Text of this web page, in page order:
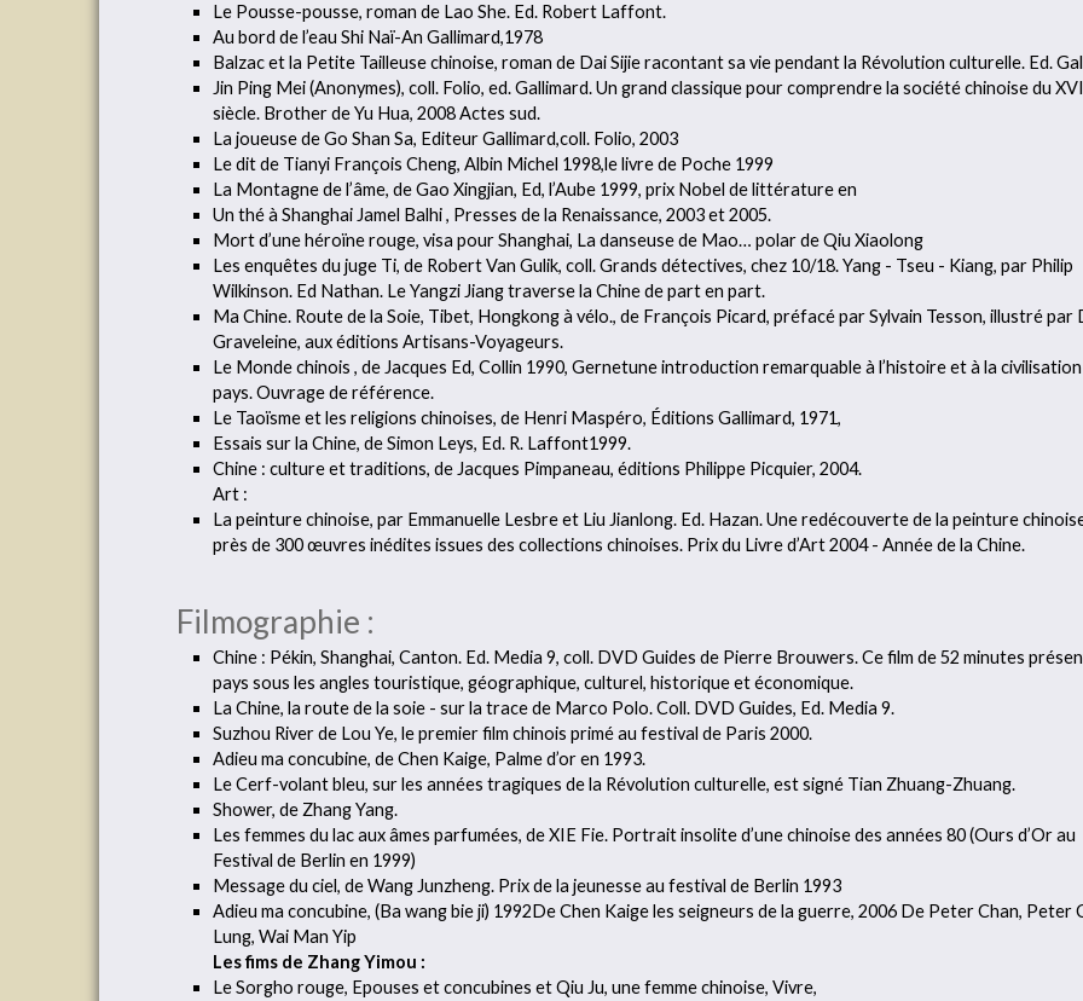
Le Pousse-pousse, roman de Lao She. Ed. Robert Laffont.
Au bord de l’eau Shi Naï-An Gallimard,1978
Balzac et la Petite Tailleuse chinoise, roman de Dai Sijie racontant sa vie pendant la Révolution culturelle. Ed.
Jin Ping Mei (Anonymes), coll. Folio, ed. Gallimard. Un grand classique pour comprendre la société chinoise du
siècle. Brother de Yu Hua, 2008 Actes sud.
La joueuse de Go Shan Sa, Editeur Gallimard,coll. Folio, 2003
Le dit de Tianyi François Cheng, Albin Michel 1998,le livre de Poche 1999
La Montagne de l’âme, de Gao Xingjian, Ed, l’Aube 1999, prix Nobel de littérature en
Un thé à Shanghai Jamel Balhi , Presses de la Renaissance, 2003 et 2005.
Mort d’une héroïne rouge, visa pour Shanghai, La danseuse de Mao… polar de Qiu Xiaolong
Les enquêtes du juge Ti, de Robert Van Gulik, coll. Grands détectives, chez 10/18. Yang - Tseu - Kiang, par Philip
Wilkinson. Ed Nathan. Le Yangzi Jiang traverse la Chine de part en part.
Ma Chine. Route de la Soie, Tibet, Hongkong à vélo., de François Picard, préfacé par Sylvain Tesson, illustré par
Graveleine, aux éditions Artisans-Voyageurs.
Le Monde chinois , de Jacques Ed, Collin 1990, Gernetune introduction remarquable à l’histoire et à la
pays. Ouvrage de référence.
Le Taoïsme et les religions chinoises, de Henri Maspéro, Éditions Gallimard, 1971,
Essais sur la Chine, de Simon Leys, Ed. R. Laffont1999.
Chine : culture et traditions, de Jacques Pimpaneau, éditions Philippe Picquier, 2004.
Art :
La peinture chinoise, par Emmanuelle Lesbre et Liu Jianlong. Ed. Hazan. Une redécouverte de la peinture
près de 300 œuvres inédites issues des collections chinoises. Prix du Livre d’Art 2004 - Année de la Chine.
Filmographie :
Chine : Pékin, Shanghai, Canton. Ed. Media 9, coll. DVD Guides de Pierre Brouwers. Ce film de 52 minutes
pays sous les angles touristique, géographique, culturel, historique et économique.
La Chine, la route de la soie - sur la trace de Marco Polo. Coll. DVD Guides, Ed. Media 9.
Suzhou River de Lou Ye, le premier film chinois primé au festival de Paris 2000.
Adieu ma concubine, de Chen Kaige, Palme d’or en 1993.
Le Cerf-volant bleu, sur les années tragiques de la Révolution culturelle, est signé Tian Zhuang-Zhuang.
Shower, de Zhang Yang.
Les femmes du lac aux âmes parfumées, de XIE Fie. Portrait insolite d’une chinoise des années 80 (Ours d’Or au
Festival de Berlin en 1999)
Message du ciel, de Wang Junzheng. Prix de la jeunesse au festival de Berlin 1993
Adieu ma concubine, (Ba wang bie ji) 1992De Chen Kaige les seigneurs de la guerre, 2006 De Peter Chan, Peter
Lung, Wai Man Yip
Les fims de Zhang Yimou :
Le Sorgho rouge, Epouses et concubines et Qiu Ju, une femme chinoise, Vivre,